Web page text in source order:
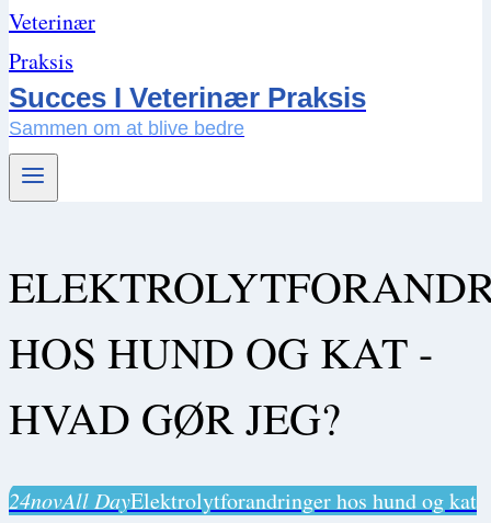
Succes I Veterinær Praksis
Sammen om at blive bedre
HOS HUND OG KAT -
HVAD GØR JEG?
24novAll DayElektrolytforandringer hos hund og kat